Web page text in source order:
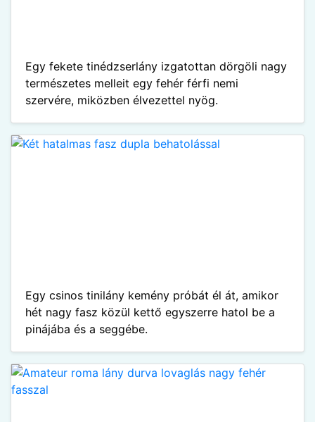
Egy fekete tinédzserlány izgatottan dörgöli nagy
természetes melleit egy fehér férfi nemi
szervére, miközben élvezettel nyög.
Egy csinos tinilány kemény próbát él át, amikor
hét nagy fasz közül kettő egyszerre hatol be a
pinájába és a seggébe.